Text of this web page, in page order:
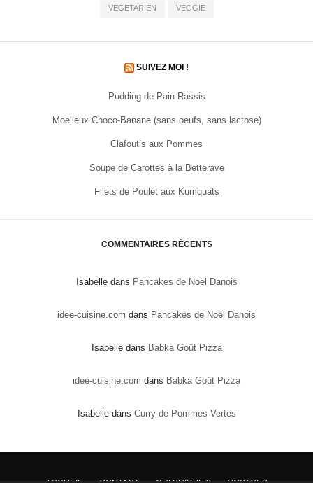
VEGETARIEN VEGGIE
SUIVEZ MOI !
Pudding de Pain Rassis
Moelleux Choco-Banane (sans oeufs, sans lactose)
Clafoutis aux Pommes
Soupe de Carottes à la Betterave
Filets de Poulet aux Kumquats
COMMENTAIRES RÉCENTS
Isabelledans Pancakes de Noël Danois
idee-cuisine.com dans Pancakes de Noël Danois
Isabelledans Babka Goût Pizza
idee-cuisine.com dans Babka Goût Pizza
Isabelledans Curry de Pommes Vertes